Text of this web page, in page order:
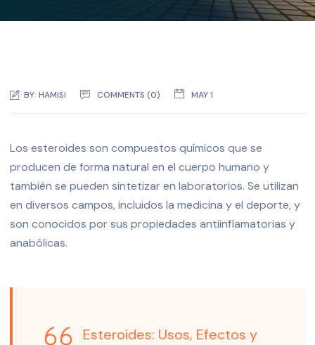
BY: HAMISI COMMENTS (0) MAY 1
Los esteroides son compuestos químicos que se
producen de forma natural en el cuerpo humano y
también se pueden sintetizar en laboratorios. Se utilizan
en diversos campos, incluidos la medicina y el deporte, y
son conocidos por sus propiedades antiinflamatorias y
anabólicas.
Esteroides: Usos, Efectos y